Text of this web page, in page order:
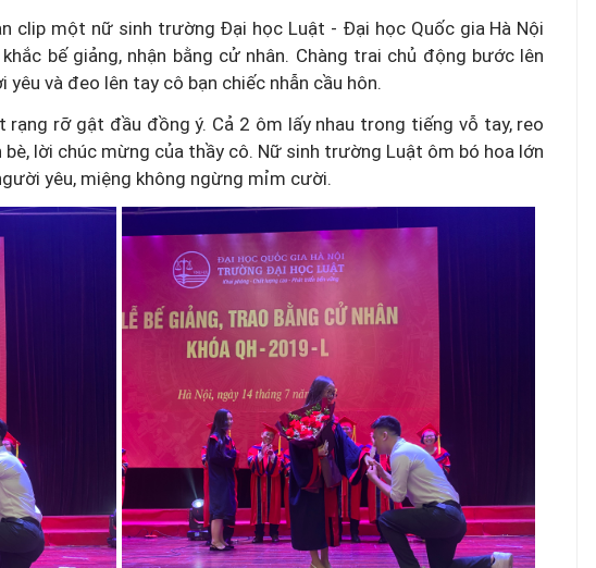
clip một nữ sinh trường Đại học Luật - Đại học Quốc gia Hà Nội
bế giảng, nhận bằng cử nhân. Chàng trai chủ động bước lên
và đeo lên tay cô bạn chiếc nhẫn cầu hôn.
rỡ gật đầu đồng ý. Cả 2 ôm lấy nhau trong tiếng vỗ tay, reo
lời chúc mừng của thầy cô. Nữ sinh trường Luật ôm bó hoa lớn
yêu, miệng không ngừng mỉm cười.